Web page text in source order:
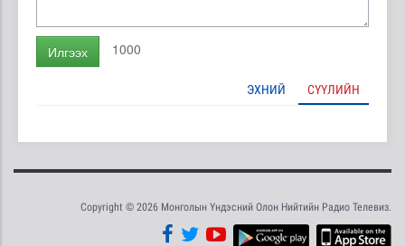
Илгээх 1000
ЭХНИЙ СҮҮЛИЙН
Copyright © 2026 Монголын Үндэсний Олон Нийтийн Радио Телевиз.